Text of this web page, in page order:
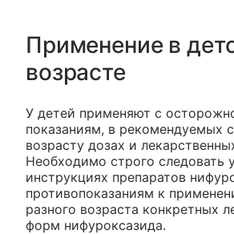
Применение в
возрасте
У детей применяют с
показаниям, в рекомендуемых
возрасту дозах и
Необходимо строго следовать
инструкциях препаратов
противопоказаниям к
разного возраста конкретных
форм нифуроксазида.